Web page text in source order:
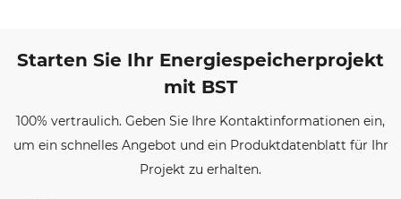
Starten Sie Ihr Energiespeicherprojekt
mit BST
100% vertraulich. Geben Sie Ihre Kontaktinformationen ein,
um ein schnelles Angebot und ein Produktdatenblatt für Ihr
Projekt zu erhalten.